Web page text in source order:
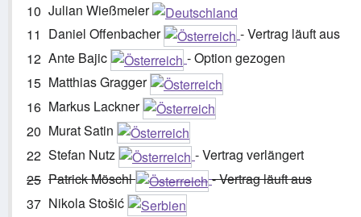
10 Julian Wießmeier
11 Daniel Offenbacher
- Vertrag läuft aus
12 Ante Bajic
- Option gezogen
15 Matthias Gragger
16 Markus Lackner
20 Murat Satin
22 Stefan Nutz
- Vertrag verlängert
25 Patrick Möschl
- Vertrag läuft aus
37 Nikola Stošić